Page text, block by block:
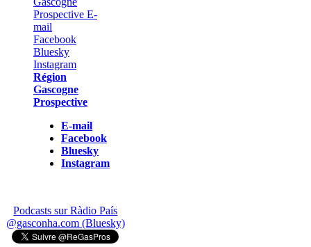
Région
Gascogne
Prospective
E-mail
Facebook
Bluesky
Instagram
Podcasts sur Ràdio País
@gasconha.com (Bluesky)